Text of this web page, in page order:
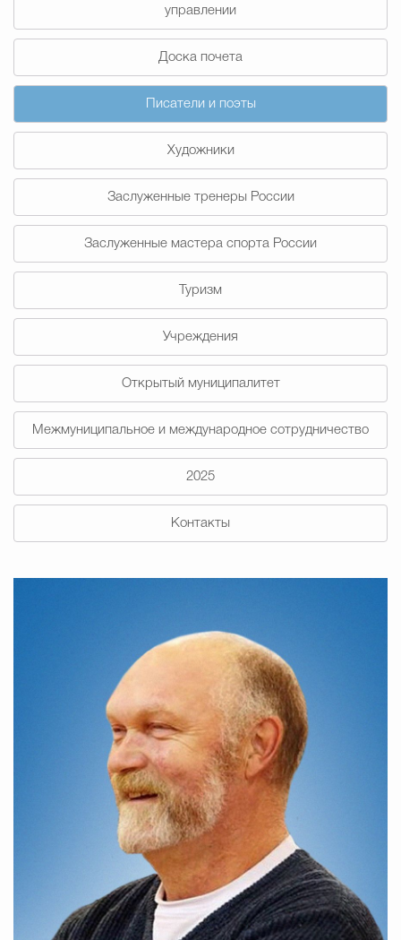
Градостроительство и
Государственные организации
управлении
Доска почета
Писатели и поэты
Художники
Заслуженные тренеры России
Заслуженные мастера спорта России
Туризм
Учреждения
Открытый муниципалитет
Межмуниципальное и международное сотрудничество
2025
Контакты